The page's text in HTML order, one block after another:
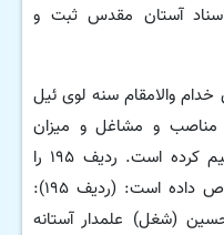
در مرکز اسناد آستان مقدس ثبت و
والامقام سنه لوی ئیل
» که در ۲۱۶ ردیف، مناصب و مشاغل و میزان
مواجب خدام، به صورت جدول تنظیم کرده است. ردیف ۱۹۵ را
میزان حقوق «علمدار آستانه» اختصاص داده است: (ردیف ۱۹۵):
(شغل) علمدار آستانه